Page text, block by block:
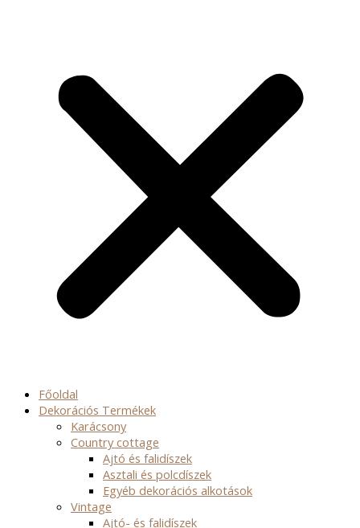
Főoldal
Dekorációs Termékek
Karácsony
Country cottage
Ajtó és falidíszek
Asztali és polcdíszek
Egyéb dekorációs alkotások
Vintage
Ajtó- és falidíszek